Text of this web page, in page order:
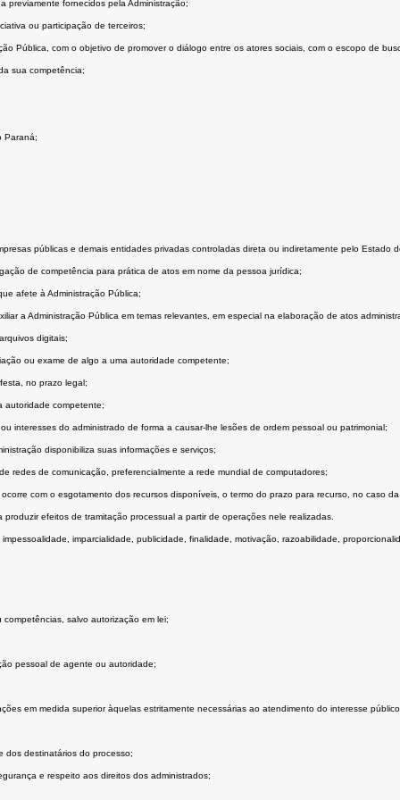
previamente fornecidos pela Administração;
ou participação de terceiros;
Pública, com o objetivo de promover o diálogo entre os atores sociais, com o escopo de
sua competência;
Paraná;
públicas e demais entidades privadas controladas direta ou indiretamente pelo Estado
de competência para prática de atos em nome da pessoa jurídica;
afete à Administração Pública;
a Administração Pública em temas relevantes, em especial na elaboração de atos
digitais;
ou exame de algo a uma autoridade competente;
no prazo legal;
autoridade competente;
interesses do administrado de forma a causar-lhe lesões de ordem pessoal ou patrimonial;
disponibiliza suas informações e serviços;
redes de comunicação, preferencialmente a rede mundial de computadores;
com o esgotamento dos recursos disponíveis, o termo do prazo para recurso, no caso
efeitos de tramitação processual a partir de operações nele realizadas.
imparcialidade, publicidade, finalidade, motivação, razoabilidade,
salvo autorização em lei;
pessoal de agente ou autoridade;
em medida superior àquelas estritamente necessárias ao atendimento do interesse
dos destinatários do processo;
e respeito aos direitos dos administrados;